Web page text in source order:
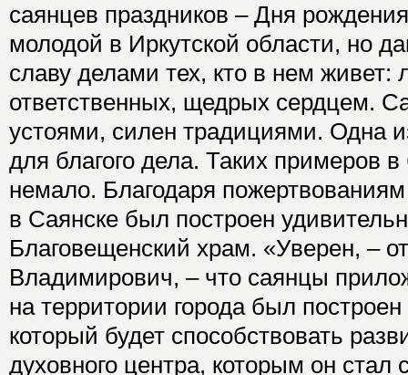
саянцев праздников – Дня
молодой в Иркутской области, но
славу делами тех, кто в нем
ответственных, щедрых сердцем.
устоями, силен традициями. Одна
для благого дела. Таких примеров
немало. Благодаря
в Саянске был построен
Благовещенский храм. «Уверен, –
Владимирович, – что саянцы
на территории города был
который будет способствовать
духовного центра, которым он стал